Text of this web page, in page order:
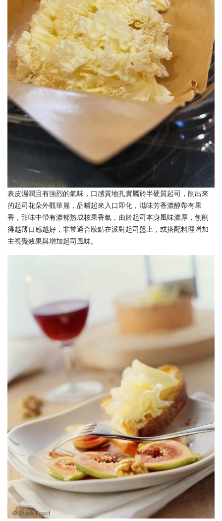
表皮濕潤且有強烈的氣味，口感質地扎實屬於半硬質起司，削出來
的起司花朵外觀華麗，品嚐起來入口即化，滋味芳香濃醇帶有果
香，甜味中帶有濃郁熟成核果香氣，由於起司本身風味濃厚，刨削
得越薄口感越好，非常適合妝點在派對起司盤上，或搭配料理增加
主視覺效果與增加起司風味。